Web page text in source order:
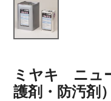
ミヤキ ニュ
護剤・防汚剤）